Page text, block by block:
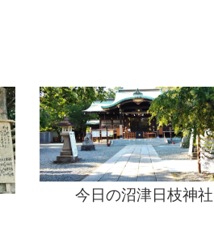
今日の沼津日枝神社